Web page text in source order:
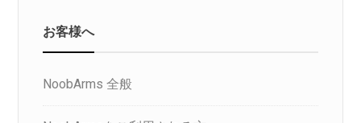
お客様へ
NoobArms 全般